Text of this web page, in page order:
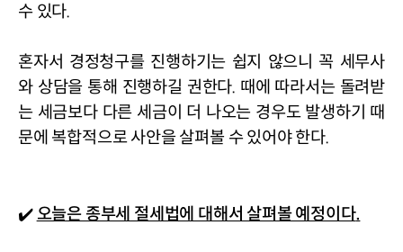
수 있다.
혼자서 경정청구를 진행하기는 쉽지 않으니 꼭 세무사
와 상담을 통해 진행하길 권한다. 때에 따라서는 돌려받
는 세금보다 다른 세금이 더 나오는 경우도 발생하기 때
문에 복합적으로 사안을 살펴볼 수 있어야 한다.
✔️ 오늘은 종부세 절세법에 대해서 살펴볼 예정이다.